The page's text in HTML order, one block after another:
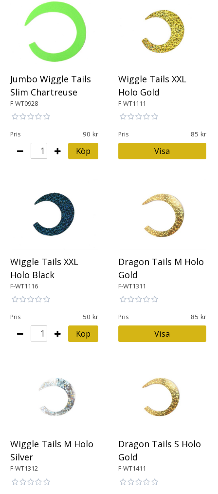
Jumbo Wiggle Tails
Slim Chartreuse
F-WT0928
Pris 90
Köp
Wiggle Tails XXL
Holo Gold
F-WT1111
Pris 85
Visa
Wiggle Tails XXL
Holo Black
F-WT1116
Pris 50
Köp
Dragon Tails M Holo
Gold
F-WT1311
Pris 85
Visa
Wiggle Tails M Holo
Silver
F-WT1312
Dragon Tails S Holo
Gold
F-WT1411